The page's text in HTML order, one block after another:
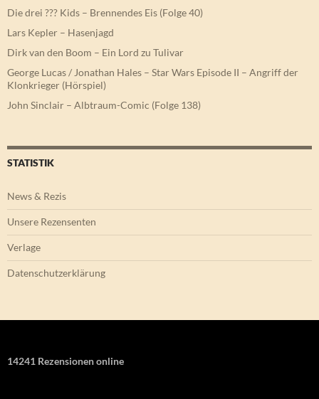
Die drei ??? Kids – Brennendes Eis (Folge 40)
Lars Kepler – Hasenjagd
Dirk van den Boom – Ein Lord zu Tulivar
George Lucas / Jonathan Hales – Star Wars Episode II – Angriff der
Klonkrieger (Hörspiel)
John Sinclair – Albtraum-Comic (Folge 138)
STATISTIK
News & Rezis
Unsere Rezensenten
Verlage
Datenschutzerklärung
14241 Rezensionen online